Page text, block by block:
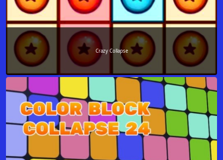
Crazy Collapse